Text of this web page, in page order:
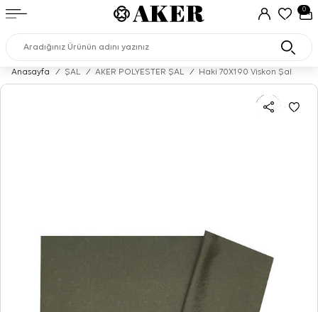
0
Anasayfa / ŞAL / AKER POLYESTER ŞAL / Haki 70X190 Viskon Şal